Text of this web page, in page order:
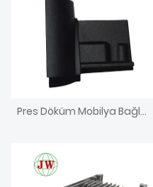
Pres Döküm Mobilya Bağlantı Elemanlarının Potansiyelini Açığa Çıkarmak: İnşa Etme ve Tasarlama Biçimimizde Devrim Yaratmak